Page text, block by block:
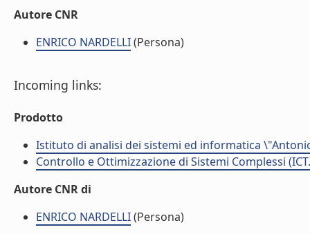
Autore CNR
ENRICO NARDELLI(Persona)
Incoming links:
Prodotto
Istituto di analisi dei sistemi ed informatica
Controllo e Ottimizzazione di Sistemi Complessi
Autore CNR di
ENRICO NARDELLI(Persona)